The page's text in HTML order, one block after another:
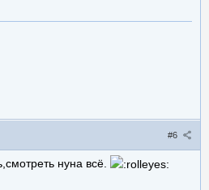
#6
нуна всё.